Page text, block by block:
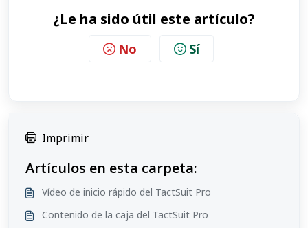
¿Le ha sido útil este artículo?
No Sí
Imprimir
Artículos en esta carpeta:
Vídeo de inicio rápido del TactSuit Pro
Contenido de la caja del TactSuit Pro